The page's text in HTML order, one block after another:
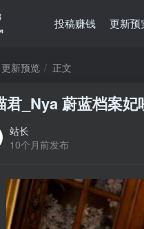
投稿赚钱 更新预
更新预览 正文
君_Nya 蔚蓝档案
站长
10个月前发布